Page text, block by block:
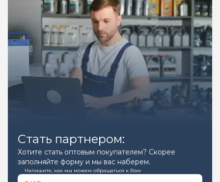
Стать партнером:
Хотите стать оптовым покупателем? Скорее
заполняйте форму и мы вас наберем.
Напишите, как мы можем обращаться к Вам